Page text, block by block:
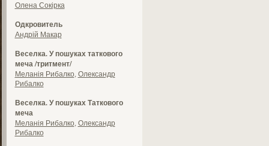
Олена Сокірка
Одкровитель
Андрій Макар
Веселка. У пошуках таткового
меча /тритмент/
Меланія Рибалко Олександр
Рибалко
Веселка. У пошуках Таткового
меча
Меланія Рибалко Олександр
Рибалко